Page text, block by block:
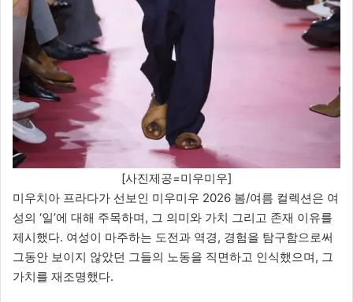
[사진제공=미우미우]
미우치아 프라다가 선보인 미우미우 2026 봄/여름 컬렉션은 여
성의 ‘일’에 대해 주목하며, 그 의미와 가치 그리고 존재 이유를
제시했다. 여성이 마주하는 도전과 역경, 경험을 탐구함으로써
그동안 보이지 않았던 그들의 노동을 직면하고 인식했으며, 그
가치를 재조명했다.